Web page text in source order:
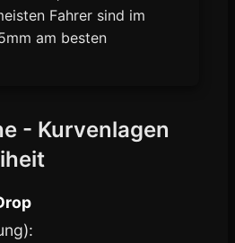
Fahrer sind im
am besten
- Kurvenlagen